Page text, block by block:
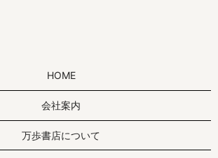
HOME
会社案内
万歩書店について